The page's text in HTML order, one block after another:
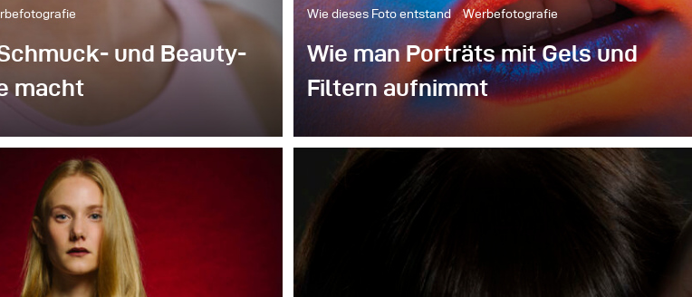
und Beauty-
macht
Wie dieses Foto entstand Werbefotografie
Wie man Porträts mit Gels und
Filtern aufnimmt